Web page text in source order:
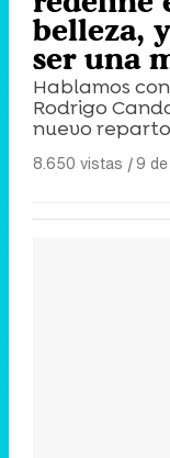
belleza,
ser una
Hablamos
Rodrigo
nuevo
8.650 vistas |9